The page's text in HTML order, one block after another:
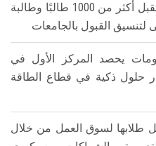
معامل التنسيق الإلكتروني تستقبل أكثر من 1000 طالبًا وطالبة
لتنسيق القبول بالجامعات
يحصد المركز الأول في
حلول ذكية في قطاع الطاقة
لسوق العمل من خلال